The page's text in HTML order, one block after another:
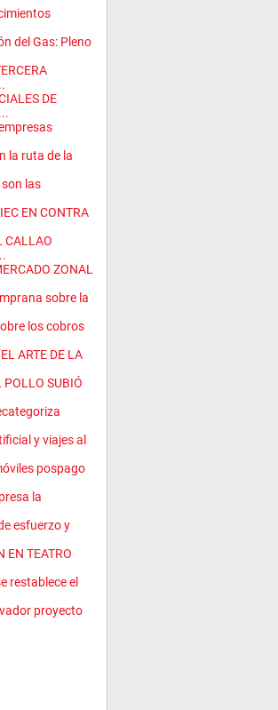
del Gas: Pleno
DE
la ruta de la
las
EN CONTRA
CALLAO
ZONAL
sobre la
los cobros
ARTE DE LA
POLLO SUBIÓ
y viajes al
pospago
la
esfuerzo y
EN TEATRO
restablece el
proyecto